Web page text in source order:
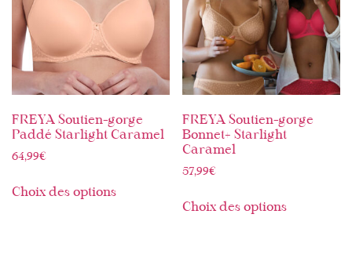
FREYA Soutien-gorge
Paddé Starlight Caramel
64,99€
Choix des options
FREYA Soutien-gorge
Bonnet+ Starlight
Caramel
57,99€
Choix des options